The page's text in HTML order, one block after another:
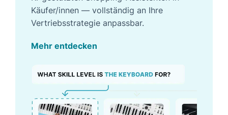
Käufer/innen — vollständig an Ihre
Vertriebsstrategie anpassbar.
Mehr entdecken